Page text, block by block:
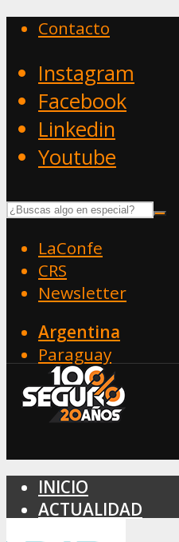
Contacto
Instagram
Facebook
Linkedin
Youtube
LaConfe
CRS
Newsletter
Argentina
Paraguay
INICIO
ACTUALIDAD